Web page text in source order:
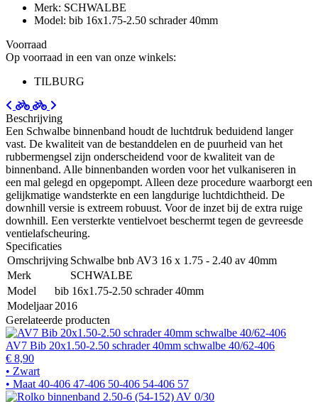
Merk: SCHWALBE
Model: bib 16x1.75-2.50 schrader 40mm
Voorraad
Op voorraad in een van onze winkels:
TILBURG
Beschrijving
Een Schwalbe binnenband houdt de luchtdruk beduidend langer
vast. De kwaliteit van de bestanddelen en de puurheid van het
rubbermengsel zijn onderscheidend voor de kwaliteit van de
binnenband. Alle binnenbanden worden voor het vulkaniseren in
een mal gelegd en opgepompt. Alleen deze procedure waarborgt een
gelijkmatige wandsterkte en een langdurige luchtdichtheid. De
downhill versie is extreem robuust. Voor de inzet bij de extra ruige
downhill. Een versterkte ventielvoet beschermt tegen de gevreesde
ventielafscheuring.
Specificaties
Omschrijving Schwalbe bnb AV3 16 x 1.75 - 2.40 av 40mm
Merk
SCHWALBE
Model
bib 16x1.75-2.50 schrader 40mm
Modeljaar 2016
Gerelateerde producten
AV7 Bib 20x1.50-2.50 schrader 40mm schwalbe 40/62-406
€ 8,90
• Zwart
• Maat 40-406 47-406 50-406 54-406 57